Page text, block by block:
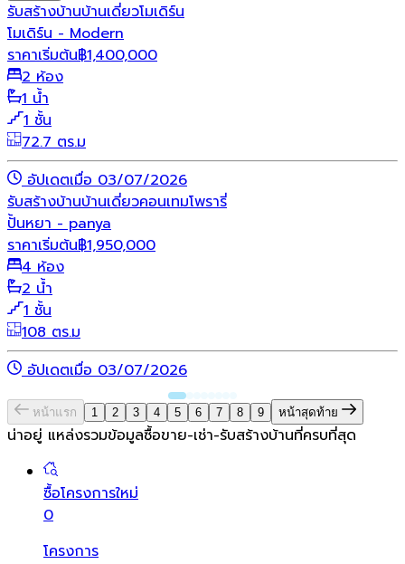
รับสร้างบ้านบ้านเดี่ยวโมเดิร์น
โมเดิร์น - Modern
ราคาเริ่มต้น฿1,400,000
2 ห้อง
1 น้ำ
1 ชั้น
72.7 ตร.ม
อัปเดตเมื่อ 03/07/2026
รับสร้างบ้านบ้านเดี่ยวคอนเทมโพรารี่
ปั้นหยา - panya
ราคาเริ่มต้น฿1,950,000
4 ห้อง
2 น้ำ
1 ชั้น
108 ตร.ม
อัปเดตเมื่อ 03/07/2026
หน้าแรก 1 2 3 4 5 6 7 8 9 หน้าสุดท้าย
น่าอยู่ แหล่งรวมข้อมูลซื้อขาย-เช่า-รับสร้างบ้านที่ครบที่สุด
ซื้อโครงการใหม่
0
โครงการ